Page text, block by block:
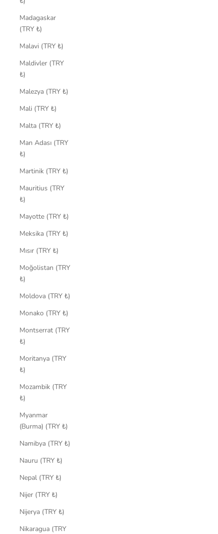
Madagaskar
(TRY ₺)
Malavi (TRY ₺)
Maldivler (TRY
₺)
Malezya (TRY ₺)
Mali (TRY ₺)
Malta (TRY ₺)
Man Adası (TRY
₺)
Martinik (TRY ₺)
Mauritius (TRY
₺)
Mayotte (TRY ₺)
Meksika (TRY ₺)
Mısır (TRY ₺)
Moğolistan (TRY
₺)
Moldova (TRY ₺)
Monako (TRY ₺)
Montserrat (TRY
₺)
Moritanya (TRY
₺)
Mozambik (TRY
₺)
Myanmar
(Burma) (TRY ₺)
Namibya (TRY ₺)
Nauru (TRY ₺)
Nepal (TRY ₺)
Nijer (TRY ₺)
Nijerya (TRY ₺)
Nikaragua (TRY